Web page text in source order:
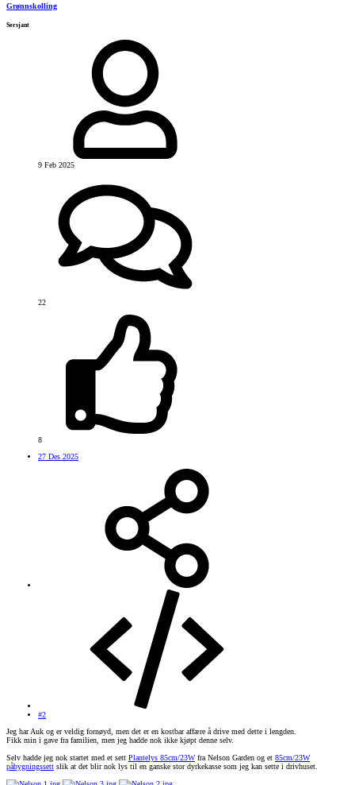
Grønnskolling
Sersjant
9 Feb 2025
22
8
27 Des 2025
#2
Jeg har Auk og er veldig fornøyd, men det er en kostbar affære å drive med dette i lengden.
Fikk min i gave fra familien, men jeg hadde nok ikke kjøpt denne selv.
Selv hadde jeg nok startet med et sett Plantelys 85cm/23Wfra Nelson Garden og et 85cm/23W
påbygningssett slik at det blir nok lys til en ganske stor dyrkekasse som jeg kan sette i drivhuset.